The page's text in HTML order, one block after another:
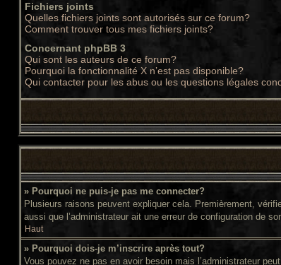
Fichiers joints
Quelles fichiers joints sont autorisés sur ce forum?
Comment trouver tous mes fichiers joints?
Concernant phpBB 3
Qui sont les auteurs de ce forum?
Pourquoi la fonctionnalité X n’est pas disponible?
Qui contacter pour les abus ou les questions légales
» Pourquoi ne puis-je pas me connecter?
Plusieurs raisons peuvent expliquer cela. Premièrement,
aussi que l’administrateur ait une erreur de configuration de
Haut
» Pourquoi dois-je m’inscrire après tout?
Vous pouvez ne pas en avoir besoin mais l’administrateur